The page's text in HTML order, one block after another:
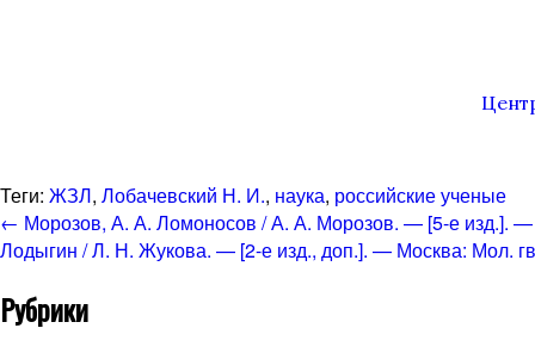
Теги: ЖЗЛ, Лобачевский Н. И., наука, российские ученые
← Морозов, А. А. Ломоносов / А. А. Морозов. — [5-е изд.].
Лодыгин / Л. Н. Жукова. — [2-е изд., доп.]. — Москва: Мол.
Рубрики